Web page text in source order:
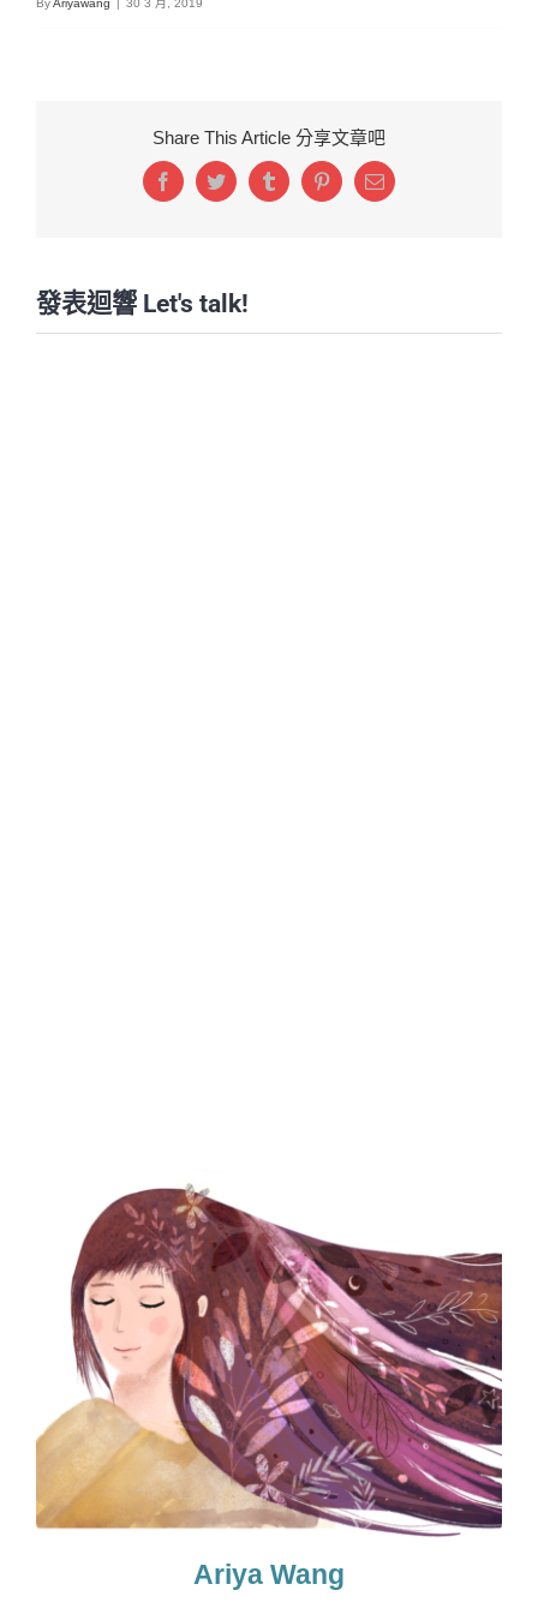
ByAriyawang | 30 3 月, 2019
Share This Article 分享文章吧
FacebookTwitterTumblrPinterestEmail:
發表迴響 Let's talk!
Ariya Wang